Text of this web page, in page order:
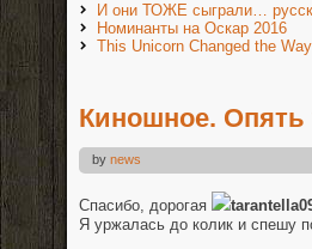
И они ТОЖЕ сыграли…
Номинанты на Оскар 2016
This Unicorn Changed the
Киношное.
by news
Спасибо, дорогая
Я уржалась до колик и спешу